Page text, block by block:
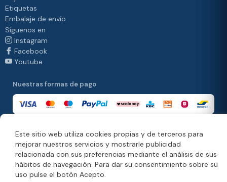
Este sitio web utiliza cookies propias y de terceros para
mejorar nuestros servicios y mostrarle publicidad
relacionada con sus preferencias mediante el análisis de sus
hábitos de navegación. Para dar su consentimiento sobre su
uso pulse el botón Acepto.
Etiquetas
Embalaje de envío
Síguenos en
Instagram
Facebook
Youtube
Nuestras formas de pago
Nuestras formas de entrega